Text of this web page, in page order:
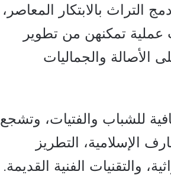
التراث بالابتكار المعاصر،
عملية تمكنهن من تطوير
الأصالة والجماليات
للشباب والفتيات، وتشجع
الإسلامية، التطريز
والتقنيات الفنية القديمة.